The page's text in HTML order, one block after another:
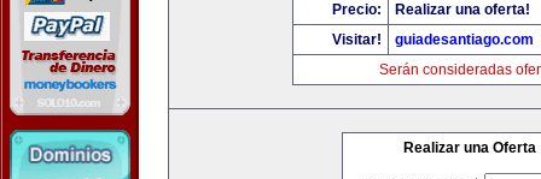
Precio:
Realizar una oferta!
Visitar!
guiadesantiago.com
Serán consideradas
Realizar una Oferta